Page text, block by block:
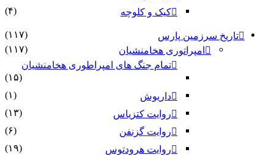
کیک و کلوچه
(۴)
تاریخ سرزمین پارس
(۱۱۷)
امپراتوری هخامنشیان
(۱۱۷)
تمام جنگ های امپراطوری هخامنشیان
(۱۵)
داریوش
(۱)
روایت کتزیاس
(۱۳)
روایت گزنفن
(۶)
روایت هرودتوس
(۱۹)